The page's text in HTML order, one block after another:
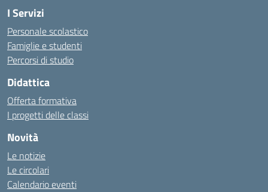
I Servizi
Personale scolastico
Famiglie e studenti
Percorsi di studio
Didattica
Offerta formativa
I progetti delle classi
Novità
Le notizie
Le circolari
Calendario eventi